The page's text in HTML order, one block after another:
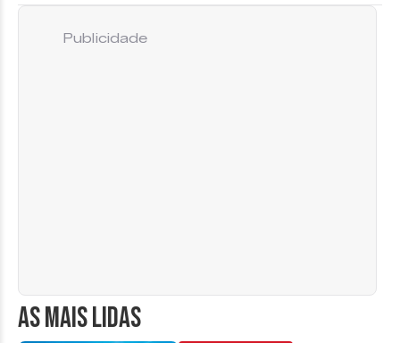
AS MAIS LIDAS
Publicidade